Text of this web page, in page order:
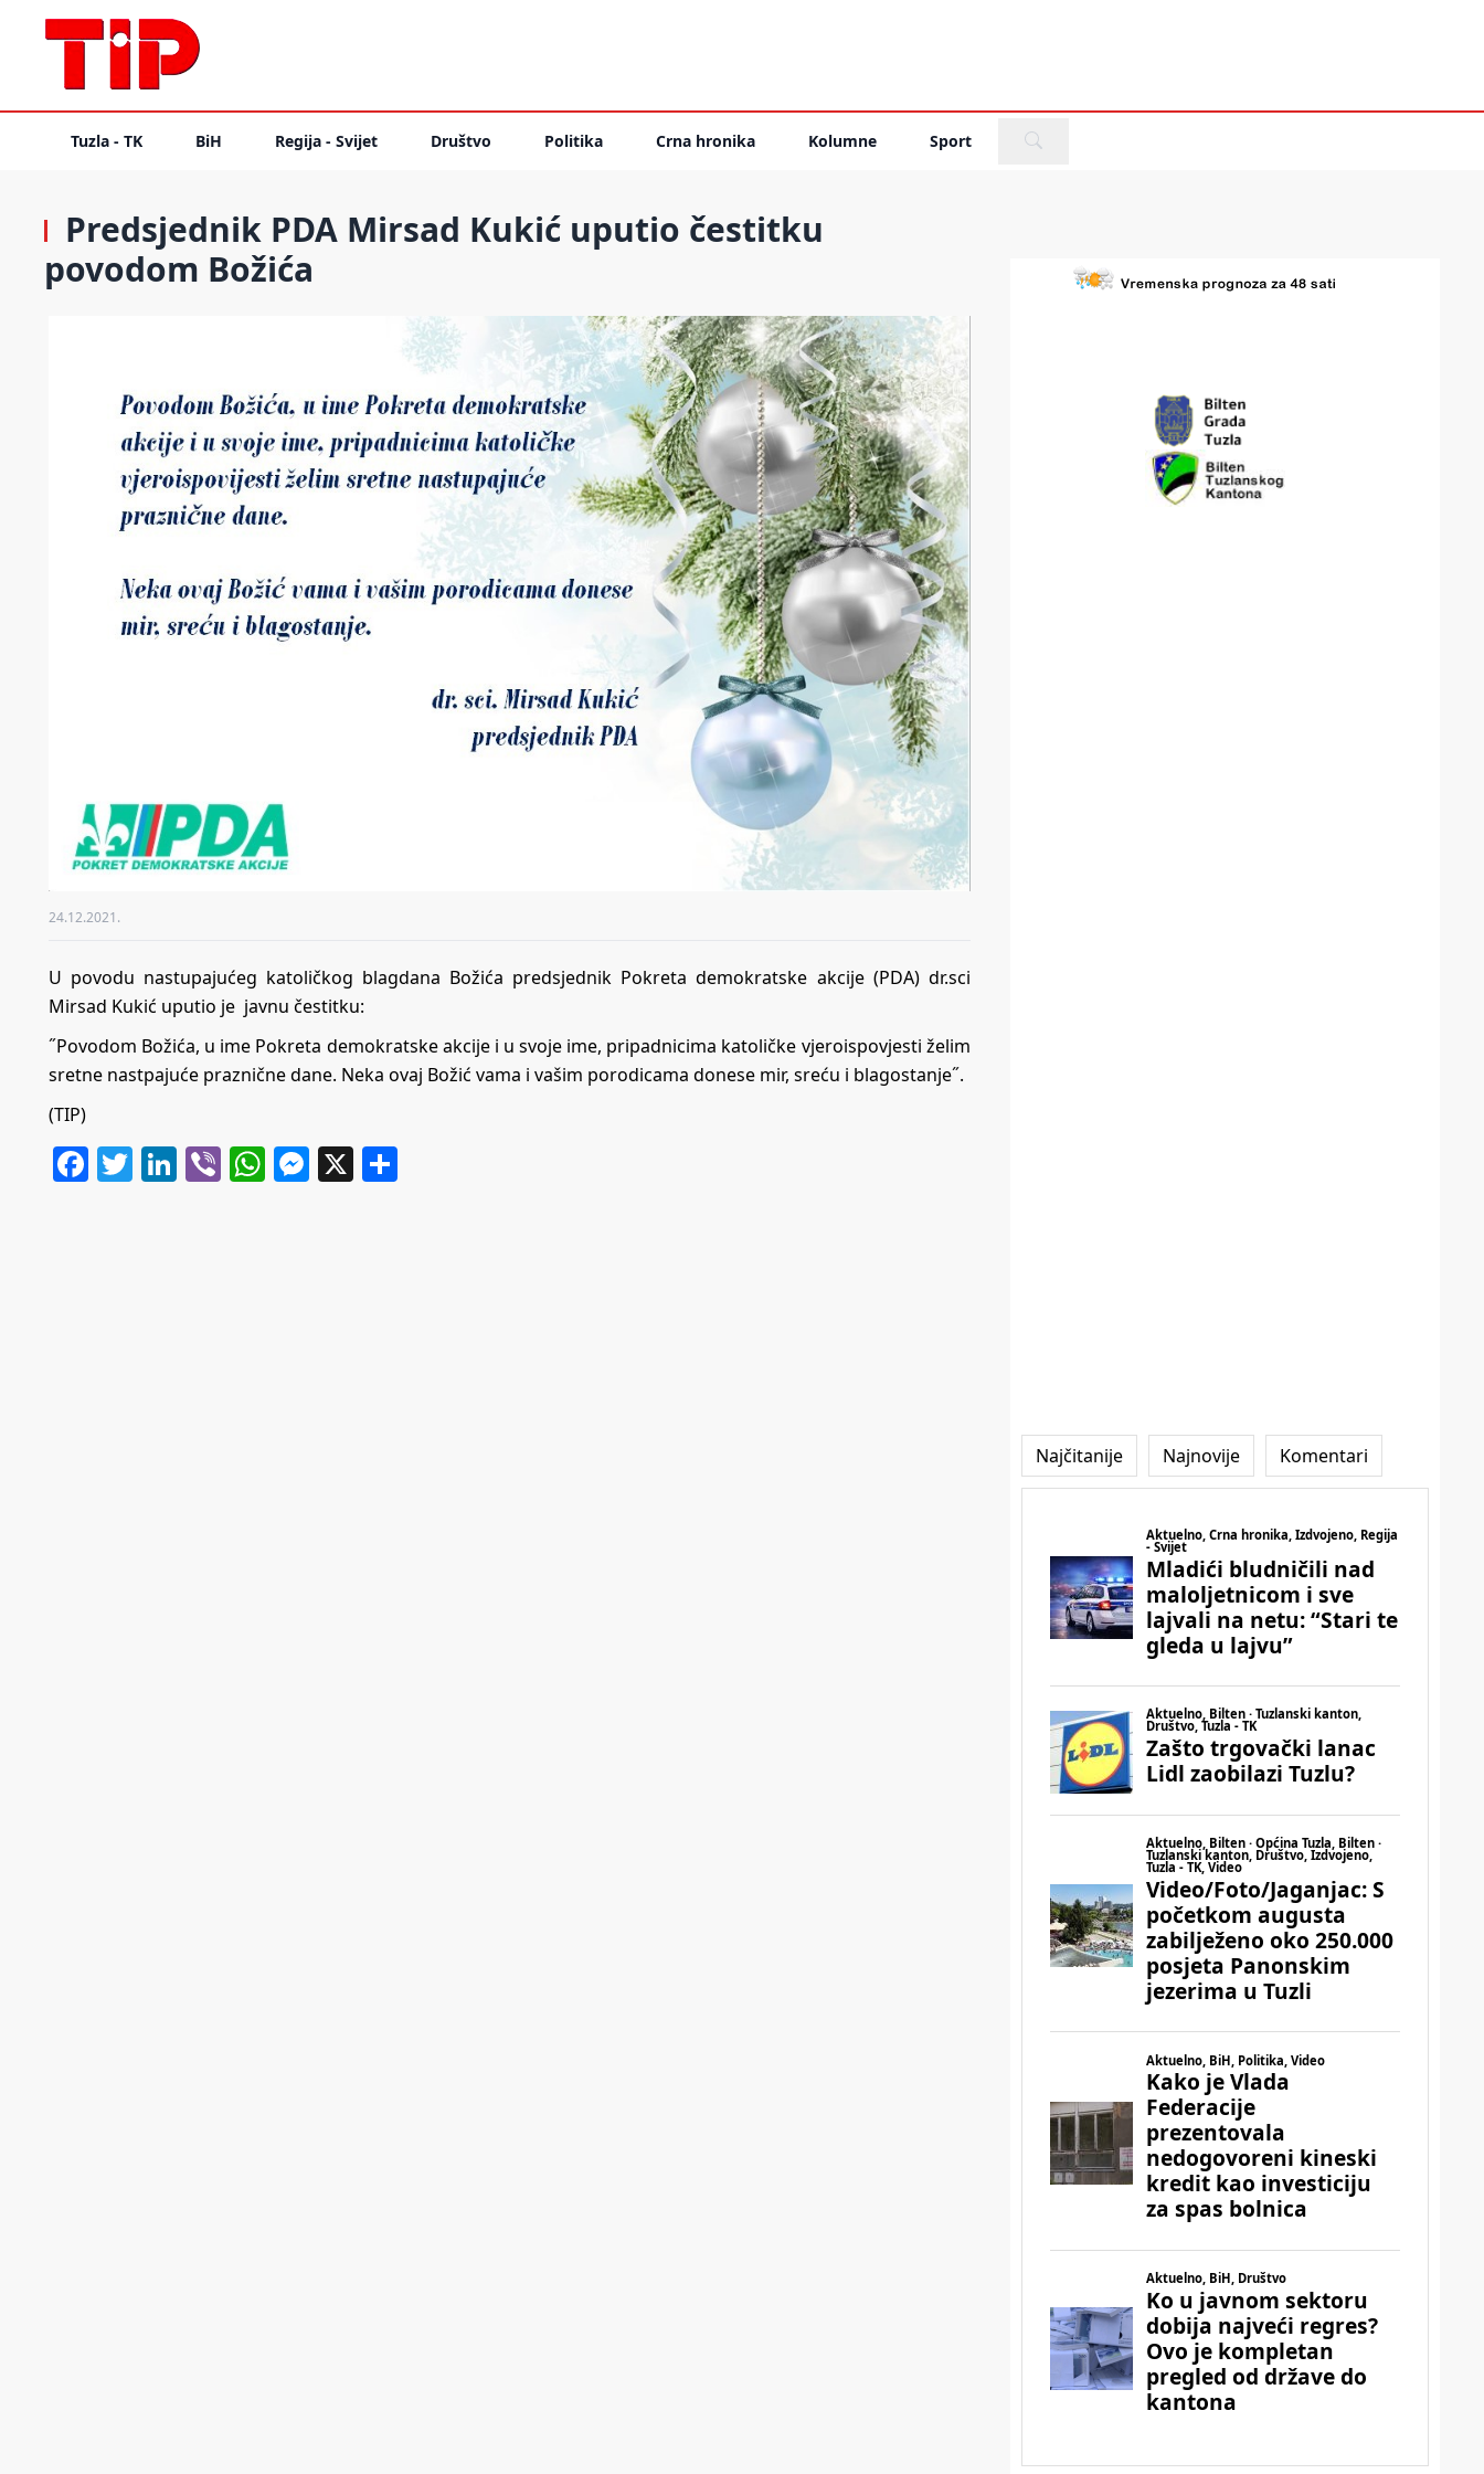
Tuzla - TK BiH Regija - Svijet Društvo Politika Crna hronika Kolumne Sport
Predsjednik PDA Mirsad Kukić uputio čestitku
povodom Božića
24.12.2021.
U povodu nastupajućeg katoličkog blagdana Božića predsjednik Pokreta demokratske akcije (PDA) dr.sci
Mirsad Kukić uputio je javnu čestitku:
˝Povodom Božića, u ime Pokreta demokratske akcije i u svoje ime, pripadnicima katoličke vjeroispovjesti želim
sretne nastpajuće praznične dane. Neka ovaj Božić vama i vašim porodicama donese mir, sreću i blagostanje˝.
(TIP)
Facebook
Twitter
LinkedIn
ViberWhatsApp
Messenger
X
Najčitanije Najnovije Komentari